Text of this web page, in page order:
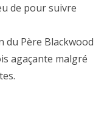
de pour suivre
du Père Blackwood
agaçante malgré